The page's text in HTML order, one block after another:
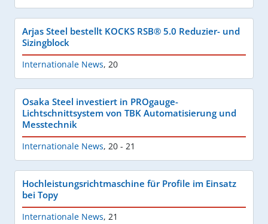
Arjas Steel bestellt KOCKS RSB® 5.0 Reduzier- und
Sizingblock
Internationale News, 20
Osaka Steel investiert in PROgauge-
Lichtschnittsystem von TBK Automatisierung und
Messtechnik
Internationale News, 20 - 21
Hochleistungsrichtmaschine für Profile im Einsatz
bei Topy
Internationale News, 21